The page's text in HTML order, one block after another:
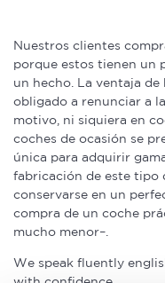
Nuestros clientes
porque estos tienen un
un hecho. La ventaja de
obligado a renunciar a
motivo, ni siquiera en
coches de ocasión se
única para adquirir
fabricación de este tipo
conservarse en un
compra de un coche
mucho menor–.
We speak fluently